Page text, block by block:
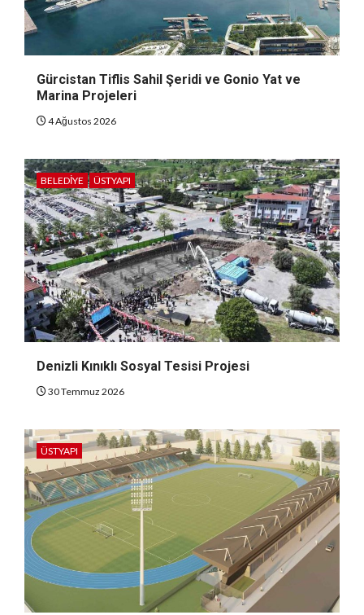
Gürcistan Tiflis Sahil Şeridi ve Gonio Yat ve
Marina Projeleri
4 Ağustos 2026
BELEDIYE ÜSTYAPI
Denizli Kınıklı Sosyal Tesisi Projesi
30 Temmuz 2026
ÜSTYAPI